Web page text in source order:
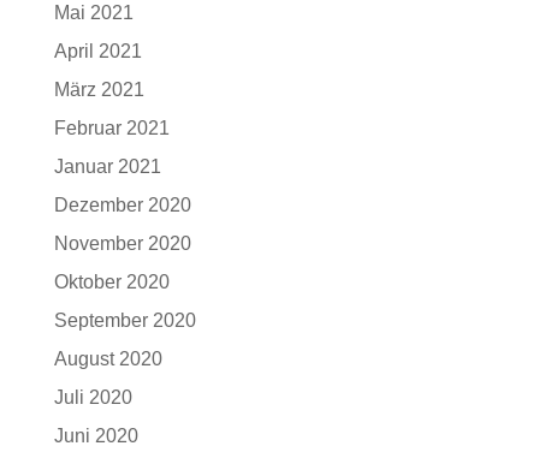
Mai 2021
April 2021
März 2021
Februar 2021
Januar 2021
Dezember 2020
November 2020
Oktober 2020
September 2020
August 2020
Juli 2020
Juni 2020